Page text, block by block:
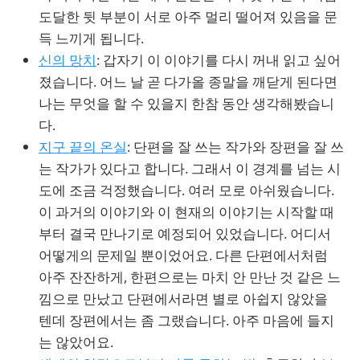
도달한 뒷 부분이 서로 아주 멀리 떨어져 있음을 문
득 느끼게 됩니다.
신의 망치: 갑자기 이 이야기를 다시 꺼내 읽고 싶어
졌습니다. 어느 날 곧 다가올 종말을 깨닫게 된다면
나는 무엇을 할 수 있을지 한참 동안 생각해봤습니
다.
지구 끝의 온실: 단편을 잘 쓰는 작가와 장편을 잘 쓰
는 작가가 있다고 합니다. 그래서 이 경계를 넘는 시
도에 조금 걱정했습니다. 여러 모로 아쉬웠습니다.
이 과거의 이야기와 이 현재의 이야기는 시작할 때
부터 결국 만나기로 예정되어 있었습니다. 어디서
어떻게의 문제일 뿐이었어요. 다른 단편에서처럼
아주 잔잔하게, 한편으로는 마치 안 만난 것 같은 느
낌으로 만났고 단편에서라면 별로 아쉽지 않았을
텐데 장편에서는 좀 그랬습니다. 아주 마음에 들지
는 않았어요.